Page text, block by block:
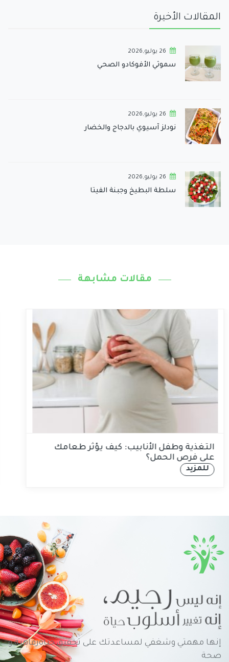
المقالات الأخيرة
26 يوليو,2026
سموثي الأفوكادو الصحي
26 يوليو,2026
نودلز آسيوي بالدجاج والخضار
26 يوليو,2026
سلطة البطيخ وجبنة الفيتا
مقالات مشابهة
التغذية وطفل الأنابيب: كيف يؤثر طعامك
على فرص الحمل؟
للمزيد
إنها مهمتي وشغفي لمساعدتك على تحقيق حياةرفاهية و
صحة